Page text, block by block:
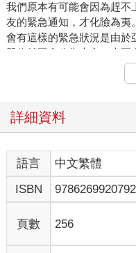
我們原本有可能會因為趕不
友的緊急通知，才化險為夷。
會有這樣的緊急狀況是由於
單位並不會公告大家，也不
下一場比賽提前開始，選手
那次很巧的是，郁婷的某
我們的比賽被提前了半小
在情況緊急下，我叫郁婷
們其他人再帶著行李趕過
次的雅加達亞運，郁婷只拿
有了那次雅加達亞運的驚
住宿地點時，我們就提早
這樣要回來休息或者臨時
詳細資料
語言 中文繁體
ISBN
9786269920792
頁數 256